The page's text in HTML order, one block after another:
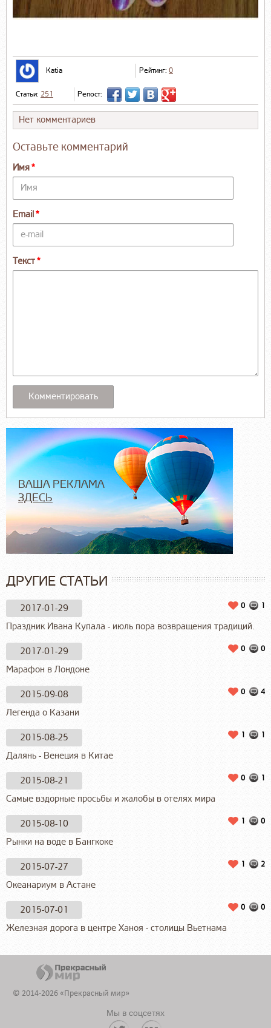
Katia Рейтинг: 0
Статьи: 251 Репост:
Нет комментариев
Оставьте комментарий
Имя
Email
Текст
ВАША РЕКЛАМА
ЗДЕСЬ
ДРУГИЕ СТАТЬИ
2017-01-29 1
0
Праздник Ивана Купала - июль пора возвращения традиций.
2017-01-29 0
0
Марафон в Лондоне
2015-09-08 4
0
Легенда о Казани
2015-08-25 1
1
Далянь - Венеция в Китае
2015-08-21 1
0
Самые вздорные просьбы и жалобы в отелях мира
2015-08-10 0
1
Рынки на воде в Бангкоке
2015-07-27 2
1
Океанариум в Астане
2015-07-01 0
0
Железная дорога в центре Ханоя - столицы Вьетнама
© 2014-2026 «Прекрасный мир»
Мы в соцсетях